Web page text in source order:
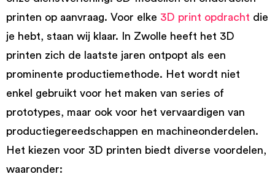
printen op aanvraag. Voor elke 3D print opdracht die
je hebt, staan wij klaar. In Zwolle heeft het 3D
printen zich de laatste jaren ontpopt als een
prominente productiemethode. Het wordt niet
enkel gebruikt voor het maken van series of
prototypes, maar ook voor het vervaardigen van
productiegereedschappen en machineonderdelen.
Het kiezen voor 3D printen biedt diverse voordelen,
waaronder: